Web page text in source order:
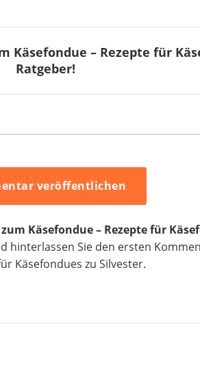
Käsefondue – Rezepte für
Ratgeber!
veröffentlichen
Käsefondue – Rezepte für
hinterlassen Sie den ersten
Käsefondues zu Silvester.